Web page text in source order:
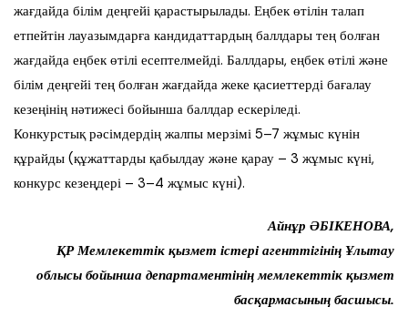
жағдайда білім деңгейі қарастырылады. Еңбек өтілін талап
етпейтін лауазымдарға кандидаттардың баллдары тең болған
жағдайда еңбек өтілі есептелмейді. Баллдары, еңбек өтілі және
білім деңгейі тең болған жағдайда жеке қасиеттерді бағалау
кезеңінің нәтижесі бойынша баллдар ескеріледі.
Конкурстық рәсімдердің жалпы мерзімі 5–7 жұмыс күнін
құрайды (құжаттарды қабылдау және қарау – 3 жұмыс күні,
конкурс кезеңдері – 3–4 жұмыс күні).
Айнұр ӘБІКЕНОВА,
ҚР Мемлекеттік қызмет істері агенттігінің Ұлытау
облысы бойынша департаментінің мемлекеттік қызмет
басқармасының басшысы.